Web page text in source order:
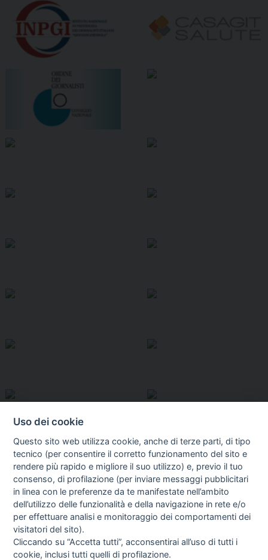
I libri Vedi tutti
Uso dei cookie
Questo sito web utilizza cookie, anche di terze parti, di tipo
tecnico (per consentire il corretto funzionamento del sito e
rendere più rapido e migliore il suo utilizzo) e, previo il tuo
consenso, di profilazione (per inviare messaggi pubblicitari
in linea con le preferenze da te manifestate nell’ambito
dell’utilizzo delle funzionalità e della navigazione in rete e/o
per effettuare analisi e monitoraggio dei comportamenti dei
visitatori del sito).
Cliccando su “Accetta tutti”, acconsentirai all’uso di tutti i
cookie, inclusi tutti quelli di profilazione.